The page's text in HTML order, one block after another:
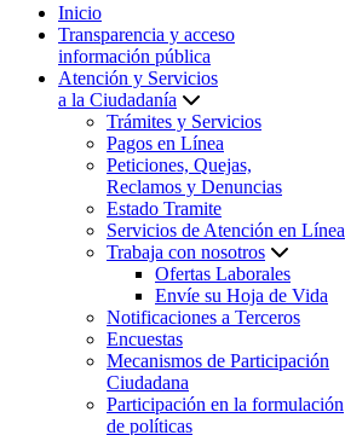
Inicio
Transparencia y acceso
información pública
Atención y Servicios
a la Ciudadanía
Trámites y Servicios
Pagos en Línea
Peticiones, Quejas,
Reclamos y Denuncias
Estado Tramite
Servicios de Atención en Línea
Trabaja con nosotros
Ofertas Laborales
Envíe su Hoja de Vida
Notificaciones a Terceros
Encuestas
Mecanismos de Participación
Ciudadana
Participación en la formulación
de políticas